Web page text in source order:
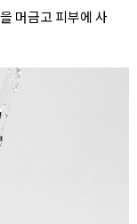
머금고 피부에 사